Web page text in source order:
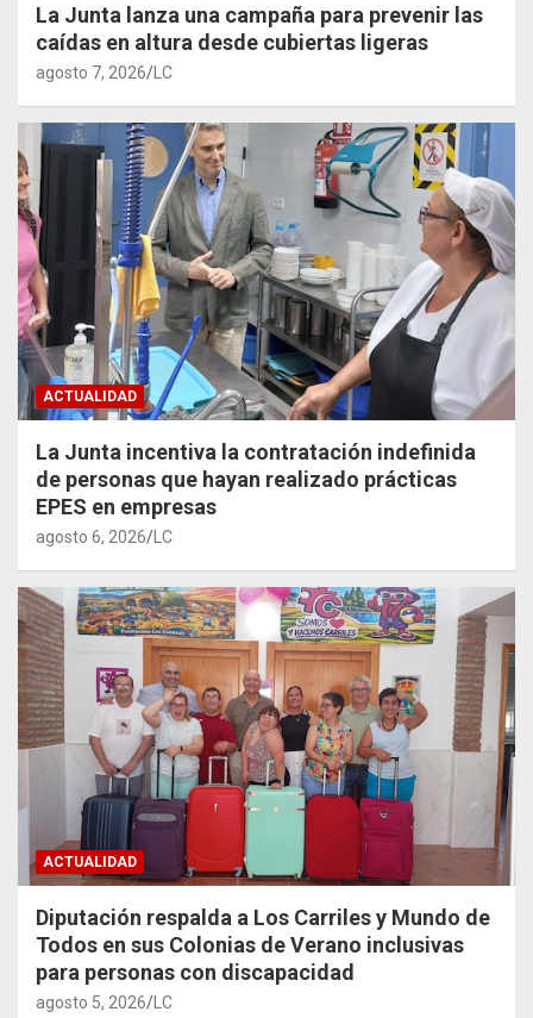
La Junta lanza una campaña para prevenir las
caídas en altura desde cubiertas ligeras
agosto 7, 2026 LC
ACTUALIDAD
La Junta incentiva la contratación indefinida
de personas que hayan realizado prácticas
EPES en empresas
agosto 6, 2026 LC
ACTUALIDAD
Diputación respalda a Los Carriles y Mundo de
Todos en sus Colonias de Verano inclusivas
para personas con discapacidad
agosto 5, 2026 LC